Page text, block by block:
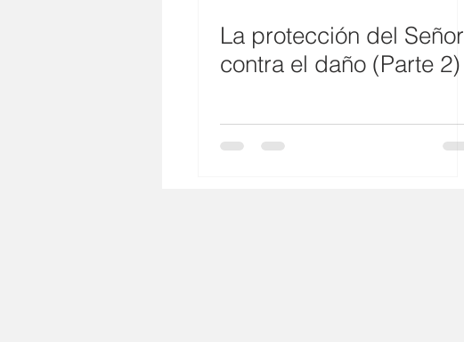
La protección del Señor
contra el daño (Parte 2)